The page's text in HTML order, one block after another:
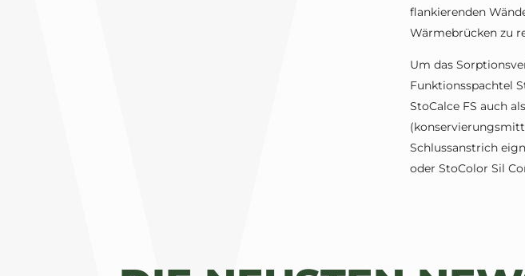
flankierenden
Wärmebrücken zu
Um das
Funktionsspachtel
StoCalce FS auch
Schlussanstrich
oder StoColor Sil